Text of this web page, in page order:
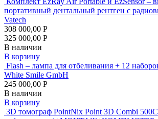
портативный дентальный рентген с
Vatech
308 000,00 Р
325 000,00 Р
В наличии
В корзину
Flash – лампа для отбеливания + 12
White Smile GmbH
245 000,00 Р
В наличии
В корзину
3D томограф PointNix Point 3D Combi